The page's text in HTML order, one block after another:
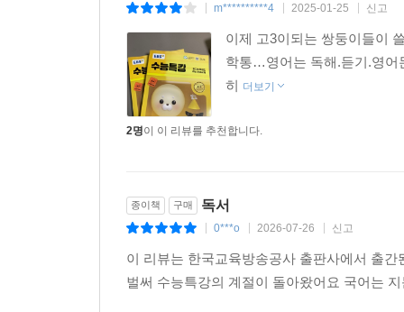
m**********4 2025-01-25 신고
이제 고3이되는 쌍둥이들이
학통…영어는 독해.듣기.영어
히 더보기
2명이 이 리뷰를 추천합니다.
종이책 구매 독서
0***o 2026-07-26 신고
이 리뷰는 한국교육방송공사 출판사에서 출
벌써 수능특강의 계절이 돌아왔어요 국어는